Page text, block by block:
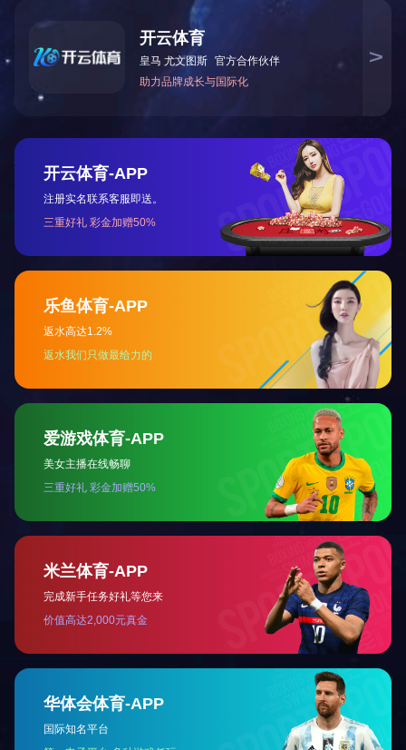
关于国投 党建工作
地址：济宁市太白湖新区奥体路15号 电话：0537-2377012
IPC备案号：鲁ICP备18030371号